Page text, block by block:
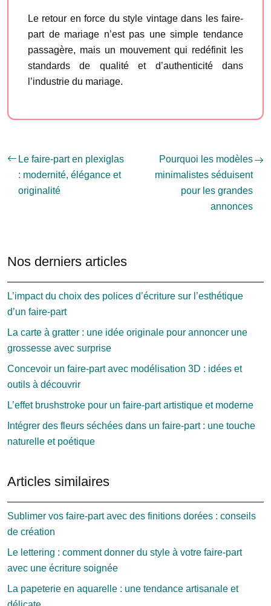
Le retour en force du style vintage dans les faire-
part de mariage n’est pas une simple tendance
passagère, mais un mouvement qui redéfinit les
standards de qualité et d’authenticité dans
l’industrie du mariage.
Le faire-part en plexiglas
: modernité, élégance et
originalité
Pourquoi les modèles
minimalistes séduisent
pour les grandes
annonces
Nos derniers articles
L’impact du choix des polices d’écriture sur l’esthétique
d’un faire-part
La carte à gratter : une idée originale pour annoncer une
grossesse avec surprise
Concevoir un faire-part avec modélisation 3D : idées et
outils à découvrir
L’effet brushstroke pour un faire-part artistique et moderne
Intégrer des fleurs séchées dans un faire-part : une touche
naturelle et poétique
Articles similaires
Sublimer vos faire-part avec des finitions dorées : conseils
de création
Le lettering : comment donner du style à votre faire-part
avec une écriture soignée
La papeterie en aquarelle : une tendance artisanale et